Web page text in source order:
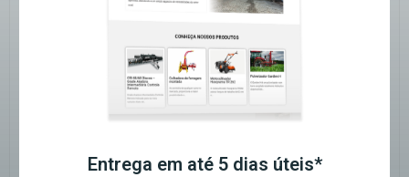
Entrega em até 5 dias úteis*